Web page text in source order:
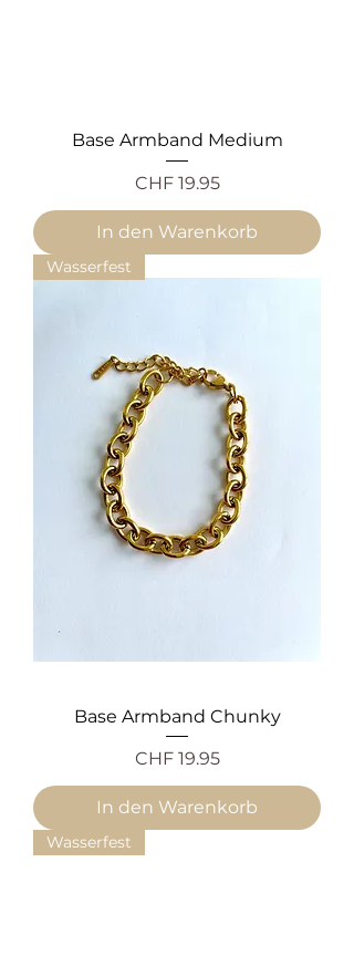
Base Armband Medium
Preis
CHF 19.95
In den Warenkorb
Wasserfest
Base Armband Chunky
Preis
CHF 19.95
In den Warenkorb
Wasserfest